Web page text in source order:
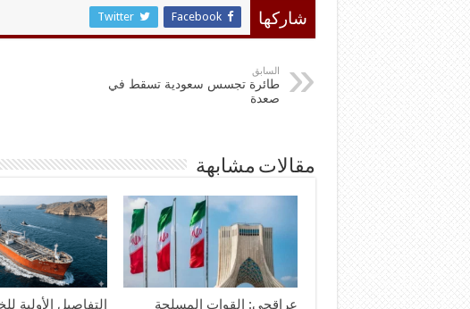
شاركها Facebook
Twitter
السابق
طائرة تجسس سعودية تسقط في
صعدة
مقالات مشابهة
عراقجي: القوات المسلحة
التفاصيل الأولية